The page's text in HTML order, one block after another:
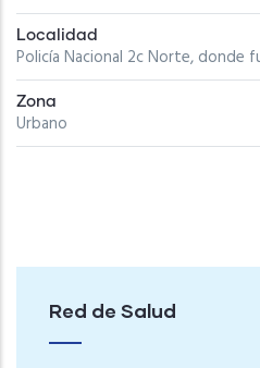
Localidad
Policía Nacional 2c Norte, donde
Zona
Urbano
Red de Salud